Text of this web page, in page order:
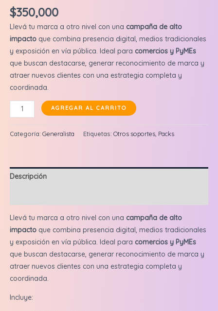
$350,000
Llevá tu marca a otro nivel con una campaña de alto
impacto que combina presencia digital, medios tradicionales
y exposición en vía pública. Ideal para comercios y PyMEs
que buscan destacarse, generar reconocimiento de marca y
atraer nuevos clientes con una estrategia completa y
coordinada.
Pack
Reelii
360
digital
cantidad
AGREGAR AL CARRITO
Categoría: Generalista Etiquetas: Otros soportes, Packs
Descripción
Llevá tu marca a otro nivel con una campaña de alto
impacto que combina presencia digital, medios tradicionales
y exposición en vía pública. Ideal para comercios y PyMEs
que buscan destacarse, generar reconocimiento de marca y
atraer nuevos clientes con una estrategia completa y
coordinada.
Incluye: